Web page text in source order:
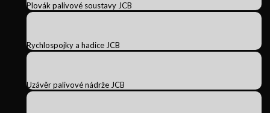
Plovák palivové soustavy JCB
Rychlospojky a hadice JCB
Uzávěr palivové nádrže JCB